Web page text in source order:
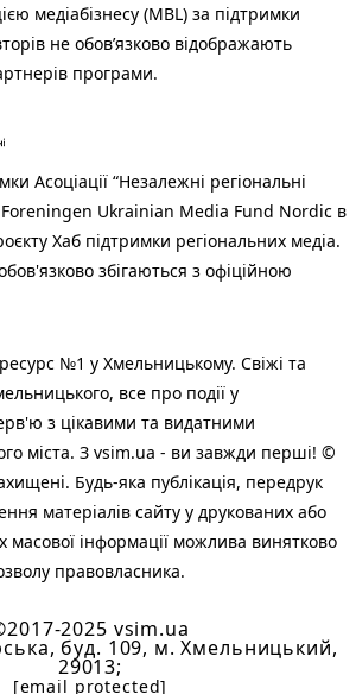
медіабізнесу (MBL) за підтримки
не обов’язково відображають
програми.
Асоціації “Незалежні регіональні
Foreningen Ukrainian Media Fund Nordic в
Хаб підтримки регіональних медіа.
збігаються з офіційною
№1 у Хмельницькому. Свіжі та
все про події у
з цікавими та видатними
міста. З vsim.ua - ви завжди перші! ©
Будь-яка публiкацiя, передрук
матеріалів сайту у друкованих або
масової інформації можлива винятково
правовласника.
2025 vsim.ua
буд. 109, м. Хмельницький,
29013;
[email protected]